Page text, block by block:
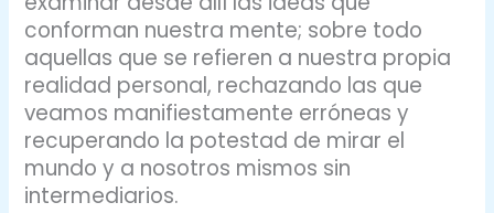
conforman nuestra mente; sobre todo
aquellas que se refieren a nuestra propia
realidad personal, rechazando las que
veamos manifiestamente erróneas y
recuperando la potestad de mirar el
mundo y a nosotros mismos sin
intermediarios.